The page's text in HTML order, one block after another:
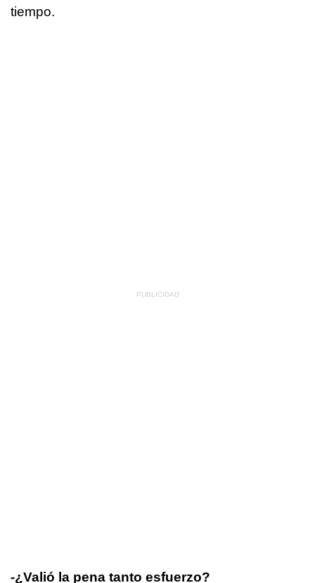
tiempo.
-¿Valió la pena tanto esfuerzo?